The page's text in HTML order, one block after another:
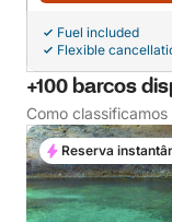
Fuel included
Flexible
+100 barcos
Como
Reserva